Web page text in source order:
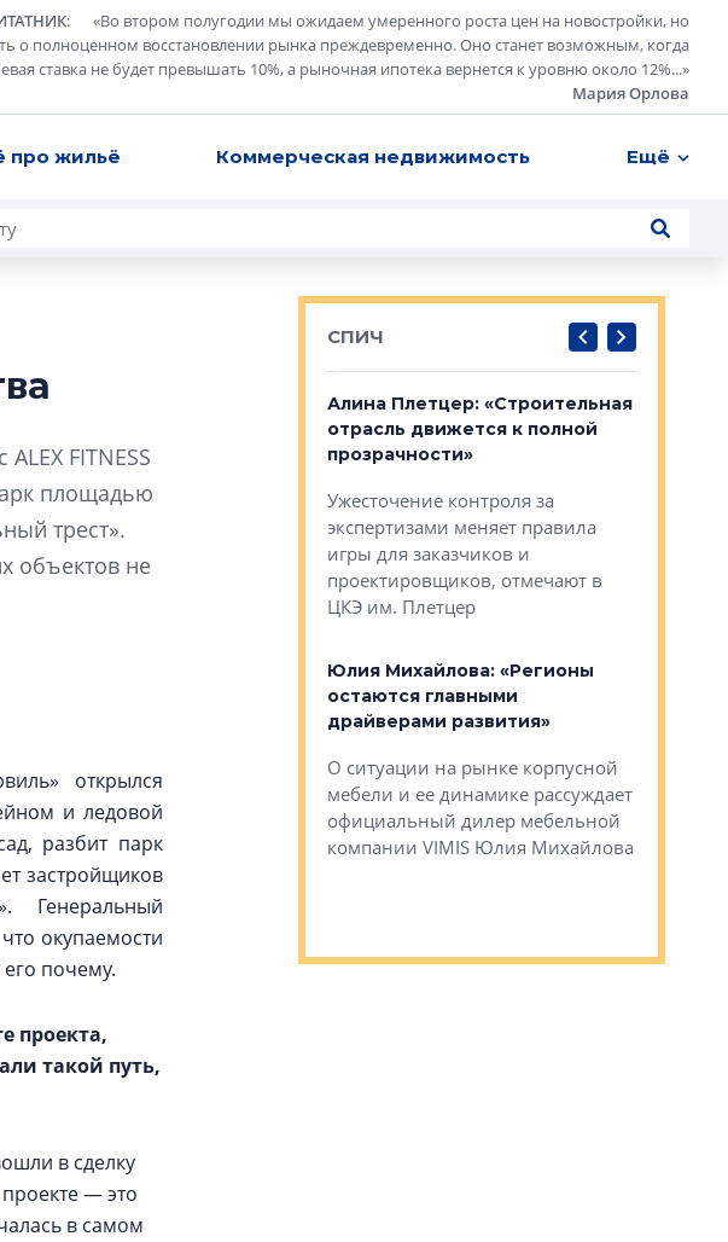
: «Во втором полугодии мы ожидаем умеренного роста цен на новостройки, но
о полноценном восстановлении рынка преждевременно. Оно станет возможным, когда
ставка не будет превышать 10%, а рыночная ипотека вернется к уровню около 12%...»
Мария Орлова
про жильё Коммерческая недвижимость Ещё
FITNESS
площадью
трест».
объектов не
открылся
и ледовой
разбит парк
застройщиков
Генеральный
окупаемости
почему.
проекта,
такой путь,
в сделку
— это
в самом
СПИЧ
Роман Корнышев: «Поводом
даже электромобиль»
Девелопер «Вертикаль»: поводом
перемен в ЖК может быть даже
электромобиль
уровню сервиса, уверены в УК
КЕЙПОРТ
Алина Плетцер: «Строительная
отрасль движется к полной
прозрачности»
Ужесточение контроля за
экспертизами меняет правила
игры для заказчиков и
проектировщиков, отмечают в
ЦКЭ им. Плетцер
Юлия Михайлова: «Регионы
остаются главными
драйверами развития»
О ситуации на рынке корпусной
мебели и ее динамике рассуждает
официальный дилер мебельной
компании VIMIS Юлия Михайлова